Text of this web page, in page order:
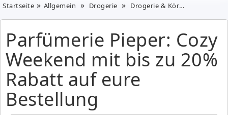
Startseite Allgemein Drogerie Drogerie & Körperpflege
Parfümerie Pieper: Cozy
Weekend mit bis zu 20%
Rabatt auf eure
Bestellung